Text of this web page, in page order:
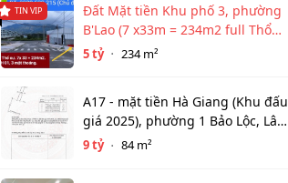
TIN VIP
Đất Mặt tiền Khu phố 3, phường
B'Lao (7 x33m = 234m2 full Thổ
cư)
5 tỷ 234 m²
A17 - mặt tiền Hà Giang (Khu đấu
giá 2025), phường 1 Bảo Lộc, Lâm
Đồng
9 tỷ 84 m²